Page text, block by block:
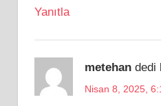
Yanıtla
metehan dedi
Nisan 8, 2025,